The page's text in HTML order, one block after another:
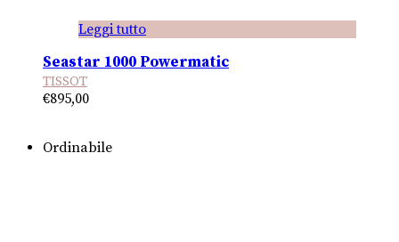
Leggi tutto
Seastar 1000 Powermatic
TISSOT
€895,00
Ordinabile